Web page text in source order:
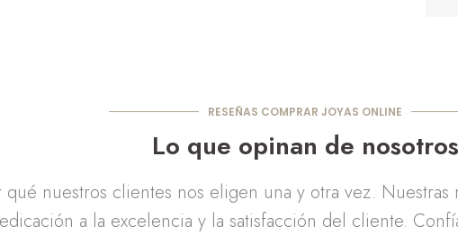
RESEÑAS COMPRAR JOYAS ONLINE
Lo que opinan de nosotros
nuestros clientes nos eligen una y otra vez.
a la excelencia y la satisfacción del cliente.